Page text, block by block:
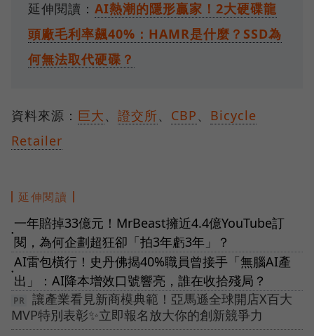
延伸閱讀： AI熱潮的隱形贏家！2大硬碟龍
頭廠毛利率飆40%：HAMR是什麼？SSD為
何無法取代硬碟？
資料來源： 巨大、 證交所、 CBP、 Bicycle
Retailer
延伸閱讀
●
一年賠掉33億元！MrBeast擁近4.4億YouTube訂
閱，為何企劃超狂卻「拍3年虧3年」？
●
AI雷包橫行！史丹佛揭40%職員曾接手「無腦AI產
出」：AI降本增效口號響亮，誰在收拾殘局？
讓產業看見新商模典範！亞馬遜全球開店X百大
MVP特別表彰✨立即報名放大你的創新競爭力